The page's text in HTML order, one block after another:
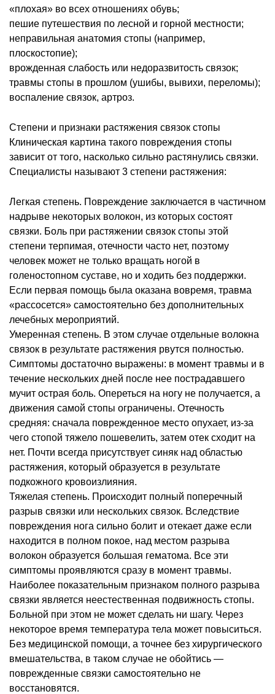
«плохая» во всех отношениях обувь;
пешие путешествия по лесной и горной местности;
неправильная анатомия стопы (например,
плоскостопие);
врожденная слабость или недоразвитость связок;
травмы стопы в прошлом (ушибы, вывихи, переломы);
воспаление связок, артроз.
Степени и признаки растяжения связок стопы
Клиническая картина такого повреждения стопы
зависит от того, насколько сильно растянулись связки.
Специалисты называют 3 степени растяжения:
Легкая степень. Повреждение заключается в частичном
надрыве некоторых волокон, из которых состоят
связки. Боль при растяжении связок стопы этой
степени терпимая, отечности часто нет, поэтому
человек может не только вращать ногой в
голеностопном суставе, но и ходить без поддержки.
Если первая помощь была оказана вовремя, травма
«рассосется» самостоятельно без дополнительных
лечебных мероприятий.
Умеренная степень. В этом случае отдельные волокна
связок в результате растяжения рвутся полностью.
Симптомы достаточно выражены: в момент травмы и в
течение нескольких дней после нее пострадавшего
мучит острая боль. Опереться на ногу не получается, а
движения самой стопы ограничены. Отечность
средняя: сначала поврежденное место опухает, из-за
чего стопой тяжело пошевелить, затем отек сходит на
нет. Почти всегда присутствует синяк над областью
растяжения, который образуется в результате
подкожного кровоизлияния.
Тяжелая степень. Происходит полный поперечный
разрыв связки или нескольких связок. Вследствие
повреждения нога сильно болит и отекает даже если
находится в полном покое, над местом разрыва
волокон образуется большая гематома. Все эти
симптомы проявляются сразу в момент травмы.
Наиболее показательным признаком полного разрыва
связки является неестественная подвижность стопы.
Больной при этом не может сделать ни шагу. Через
некоторое время температура тела может повыситься.
Без медицинской помощи, а точнее без хирургического
вмешательства, в таком случае не обойтись —
поврежденные связки самостоятельно не
восстановятся.